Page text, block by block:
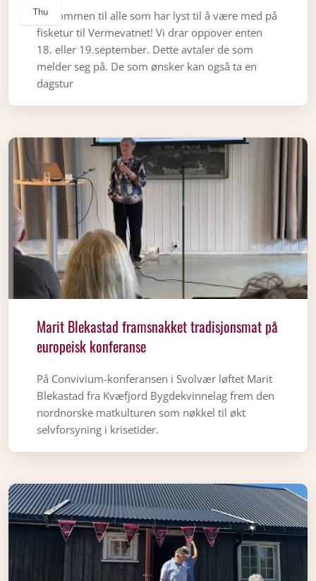
Thu
Velkommen til alle som har lyst til å være med på
fisketur til Vermevatnet! Vi drar oppover enten
18. eller 19.september. Dette avtaler de som
melder seg på. De som ønsker kan også ta en
dagstur
Marit Blekastad framsnakket tradisjonsmat på
europeisk konferanse
På Convivium-konferansen i Svolvær løftet Marit
Blekastad fra Kvæfjord Bygdekvinnelag frem den
nordnorske matkulturen som nøkkel til økt
selvforsyning i krisetider.